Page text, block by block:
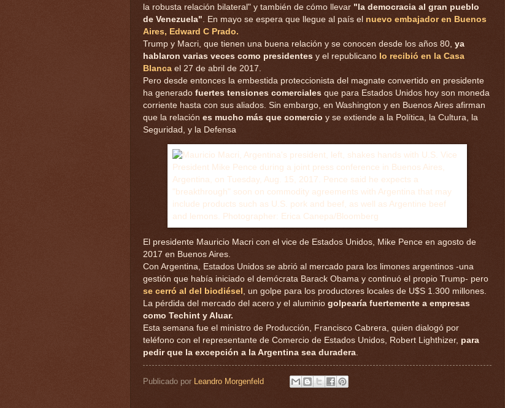
la robusta relación bilateral" y también de cómo llevar "la democracia al gran pueblo
de Venezuela" . En mayo se espera que llegue al país el nuevo embajador en Buenos
Aires, Edward C Prado.
Trump y Macri, que tienen una buena relación y se conocen desde los años 80, ya
hablaron varias veces como presidentes y el republicano lo recibió en la Casa
Blanca el 27 de abril de 2017.
Pero desde entonces la embestida proteccionista del magnate convertido en presidente
ha generado fuertes tensiones comerciales que para Estados Unidos hoy son moneda
corriente hasta con sus aliados. Sin embargo, en Washington y en Buenos Aires afirman
que la relación es mucho más que comercio y se extiende a la Política, la Cultura, la
Seguridad, y la Defensa
El presidente Mauricio Macri con el vice de Estados Unidos, Mike Pence en agosto de
2017 en Buenos Aires.
Con Argentina, Estados Unidos se abrió al mercado para los limones argentinos -una
gestión que había iniciado el demócrata Barack Obama y continuó el propio Trump- pero
se cerró al del biodiésel
, un golpe para los productores locales de U$S 1.300 millones.
La pérdida del mercado del acero y el aluminio golpearía fuertemente a empresas
como Techint y Aluar.
Esta semana fue el ministro de Producción, Francisco Cabrera, quien dialogó por
teléfono con el representante de Comercio de Estados Unidos, Robert Lighthizer, para
pedir que la excepción a la Argentina sea duradera
Publicado por Leandro Morgenfeld